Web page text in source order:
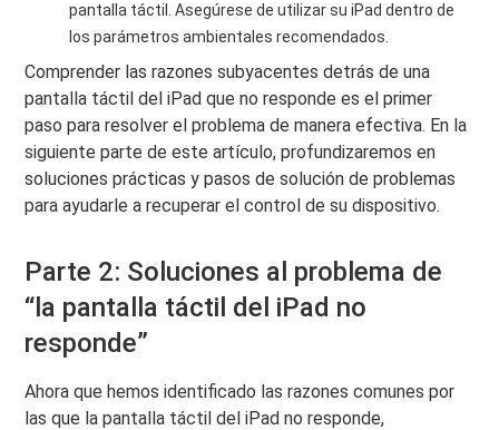
pantalla táctil. Asegúrese de utilizar su iPad dentro de
los parámetros ambientales recomendados.
Comprender las razones subyacentes detrás de una
pantalla táctil del iPad que no responde es el primer
paso para resolver el problema de manera efectiva. En la
siguiente parte de este artículo, profundizaremos en
soluciones prácticas y pasos de solución de problemas
para ayudarle a recuperar el control de su dispositivo.
Parte 2: Soluciones al problema de
“la pantalla táctil del iPad no
responde”
Ahora que hemos identificado las razones comunes por
las que la pantalla táctil del iPad no responde,